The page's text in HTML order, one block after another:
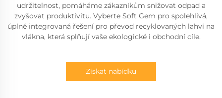
udržitelnost, pomáháme zákazníkům snižovat odpad a
zvyšovat produktivitu. Vyberte Soft Gem pro spolehlivá,
úplně integrovaná řešení pro převod recyklovaných lahví na
vlákna, která splňují vaše ekologické i obchodní cíle.
Získat nabídku